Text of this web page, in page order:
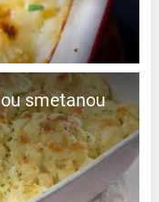
smetanou